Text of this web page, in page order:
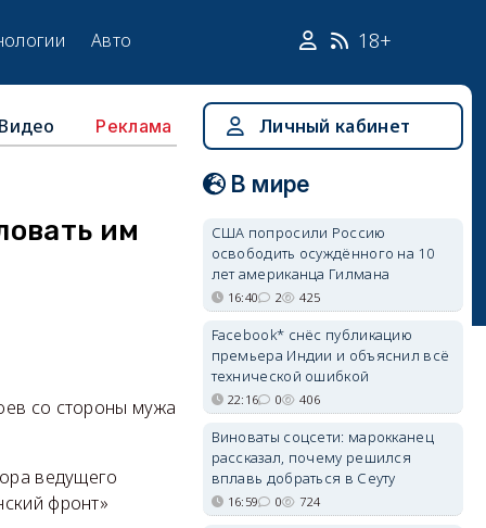
Авто 18+
Видео Реклама
им
со стороны мужа
ведущего
фронт»
Личный кабинет
В мире
США попросили Россию
освободить осуждённого на 10
лет американца Гилмана
16:40 2 425
Facebook* снёс публикацию
премьера Индии и объяснил всё
технической ошибкой
22:16 0 406
Виноваты соцсети: марокканец
рассказал, почему решился
вплавь добраться в Сеуту
16:59 0 724